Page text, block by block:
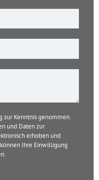
zur Kenntnis genommen.
und Daten zur
erhoben und
Ihre Einwilligung